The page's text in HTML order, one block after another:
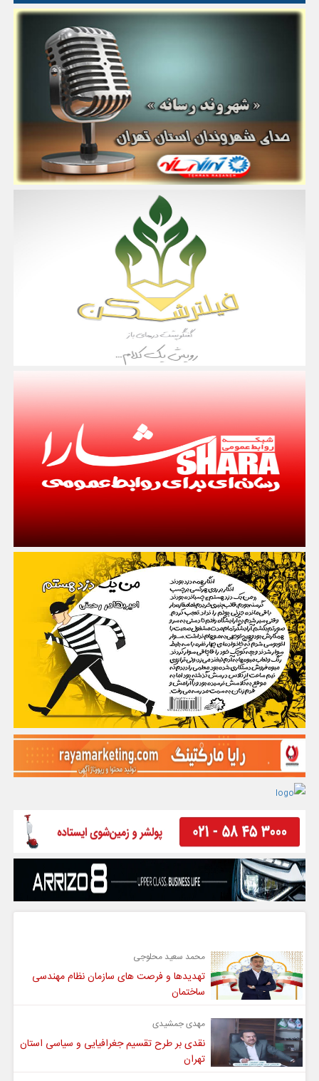
محمد سعید محلوجی
تهدیدها و فرصت های سازمان نظام مهندسی
ساختمان
مهدی جمشیدی
نقدی بر طرح تقسیم جغرافیایی و سیاسی استان
تهران